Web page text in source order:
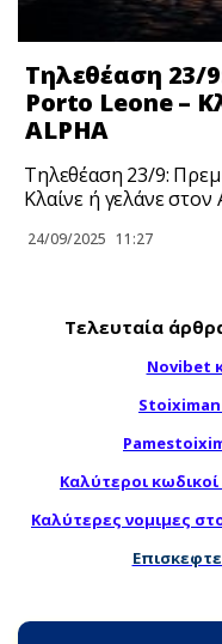
Τηλεθέαση 23/
Porto Leone –
ALPHA
Τηλεθέαση 23/9:
Κλαίνε ή γελάνε στον
24/09/2025 11:27
Τελευταία
Novibet
Καλύτεροι
Καλύτερες νομιμες